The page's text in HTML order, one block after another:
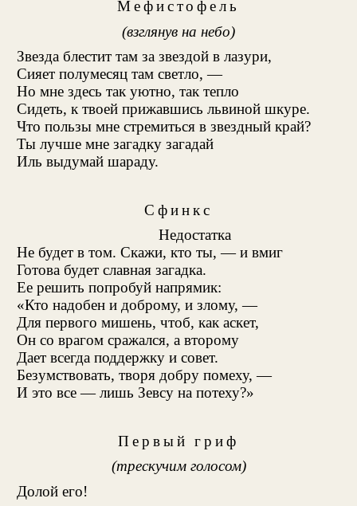
Мефистофель
(взглянув на небо)
Звезда блестит там за звездой в лазури,
Сияет полумесяц там светло, —
Но мне здесь так уютно, так тепло
Сидеть, к твоей прижавшись львиной шкуре.
Что пользы мне стремиться в звездный край?
Ты лучше мне загадку загадай
Иль выдумай шараду.
Сфинкс
Недостатка
Не будет в том. Скажи, кто ты, — и вмиг
Готова будет славная загадка.
Ее решить попробуй напрямик:
«Кто надобен и доброму, и злому, —
Для первого мишень, чтоб, как аскет,
Он со врагом сражался, а второму
Дает всегда поддержку и совет.
Безумствовать, творя добру помеху, —
И это все — лишь Зевсу на потеху?»
Первый гриф
(трескучим голосом)
Долой его!